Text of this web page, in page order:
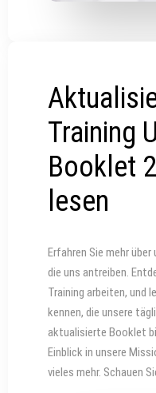
Training
Booklet
lesen
Erfahren Sie mehr
die uns antreiben.
Training arbeiten, und
kennen, die unsere
aktualisierte Booklet
Einblick in unsere
vieles mehr. Schauen